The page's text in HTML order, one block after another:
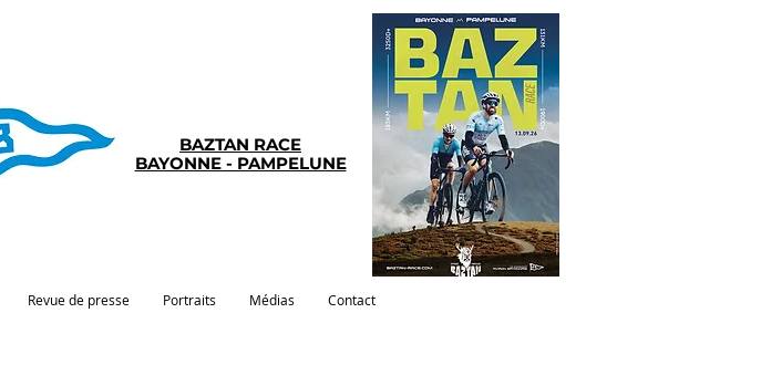
BAZTAN RACE
BAYONNE - PAMPELUNE
Revue de presse Portraits Médias Contact